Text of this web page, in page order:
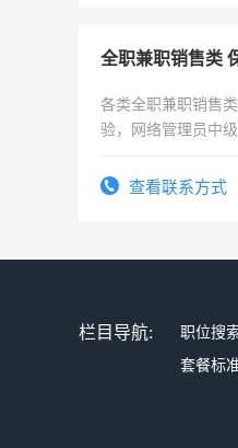
全职兼职销售类
各类全职兼职销售
验，网络管理员中
有高低压电工证和十
查看联系方式
栏目导航: 职位搜
套餐标